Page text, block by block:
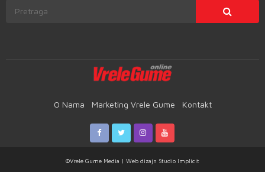
O Nama Marketing Vrele Gume Kontakt
©Vrele Gume Media | Web dizajn Studio Implicit